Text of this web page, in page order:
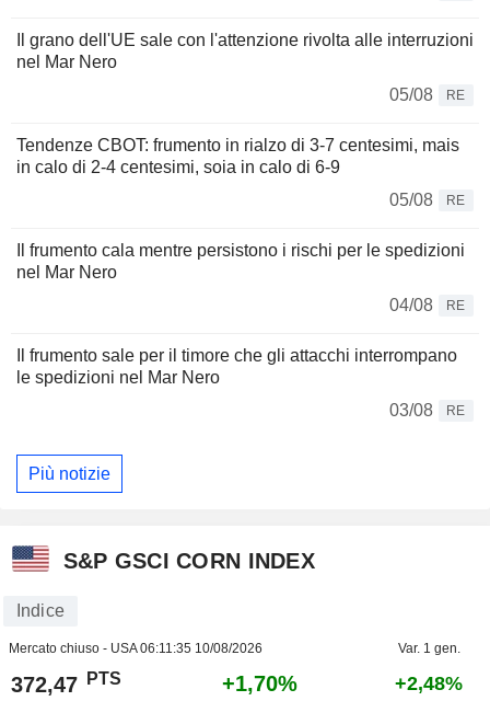
Il grano dell'UE sale con l'attenzione rivolta alle interruzioni
nel Mar Nero
05/08
RE
Tendenze CBOT: frumento in rialzo di 3-7 centesimi, mais
in calo di 2-4 centesimi, soia in calo di 6-9
05/08
RE
Il frumento cala mentre persistono i rischi per le spedizioni
nel Mar Nero
04/08
RE
Il frumento sale per il timore che gli attacchi interrompano
le spedizioni nel Mar Nero
03/08
RE
Più notizie
S&P GSCI CORN INDEX
Indice
Mercato chiuso - USA06:11:35 10/08/2026 Var. 1 gen.
372,47 PTS +1,70% +2,48%